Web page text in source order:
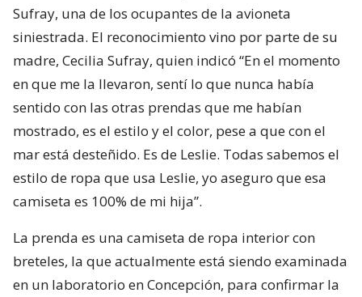
Sufray, una de los ocupantes de la avioneta
siniestrada. El reconocimiento vino por parte de su
madre, Cecilia Sufray, quien indicó “En el momento
en que me la llevaron, sentí lo que nunca había
sentido con las otras prendas que me habían
mostrado, es el estilo y el color, pese a que con el
mar está desteñido. Es de Leslie. Todas sabemos el
estilo de ropa que usa Leslie, yo aseguro que esa
camiseta es 100% de mi hija”.
La prenda es una camiseta de ropa interior con
breteles, la que actualmente está siendo examinada
en un laboratorio en Concepción, para confirmar la